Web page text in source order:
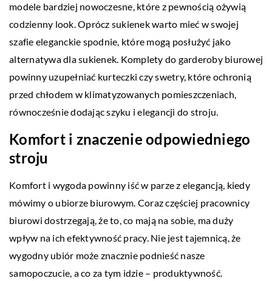
modele bardziej nowoczesne, które z pewnością ożywią
codzienny look. Oprócz sukienek warto mieć w swojej
szafie eleganckie spodnie, które mogą posłużyć jako
alternatywa dla sukienek. Komplety do garderoby biurowej
powinny uzupełniać kurteczki czy swetry, które ochronią
przed chłodem w klimatyzowanych pomieszczeniach,
równocześnie dodając szyku i elegancji do stroju.
Komfort i znaczenie odpowiedniego
stroju
Komfort i wygoda powinny iść w parze z elegancją, kiedy
mówimy o ubiorze biurowym. Coraz częściej pracownicy
biurowi dostrzegają, że to, co mają na sobie, ma duży
wpływ na ich efektywność pracy. Nie jest tajemnicą, że
wygodny ubiór może znacznie podnieść nasze
samopoczucie, a co za tym idzie – produktywność.